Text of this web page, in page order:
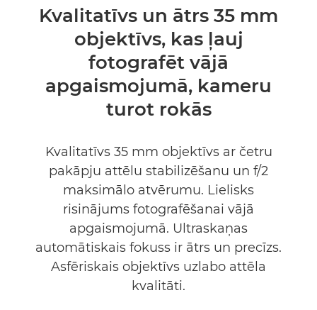
Pārskats
Tehniskie dati
Kvalitatīvs un ātrs 35 mm
objektīvs, kas ļauj
fotografēt vājā
apgaismojumā, kameru
turot rokās
Kvalitatīvs 35 mm objektīvs ar četru
pakāpju attēlu stabilizēšanu un f/2
maksimālo atvērumu. Lielisks
risinājums fotografēšanai vājā
apgaismojumā. Ultraskaņas
automātiskais fokuss ir ātrs un precīzs.
Asfēriskais objektīvs uzlabo attēla
kvalitāti.